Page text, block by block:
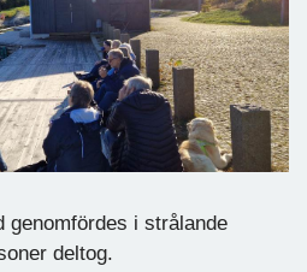
genomfördes i strålande
deltog.